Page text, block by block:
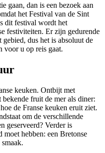
gaan, dan is een bezoek aan
het Festival van de Sint
dit festival wordt het
festiviteiten. Er zijn gedurende
dus het is absoluut de
voor u op reis gaat.
keuken. Ontbijt met
fruit de mer als diner:
de Franse keuken eruit ziet.
om de verschillende
geserveerd? Verder is
hebben: een Bretonse